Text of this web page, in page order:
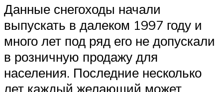
Данные снегоходы начали
выпускать в далеком 1997 году и
много лет под ряд его не допускали
в розничную продажу для
населения. Последние несколько
лет каждый желающий может